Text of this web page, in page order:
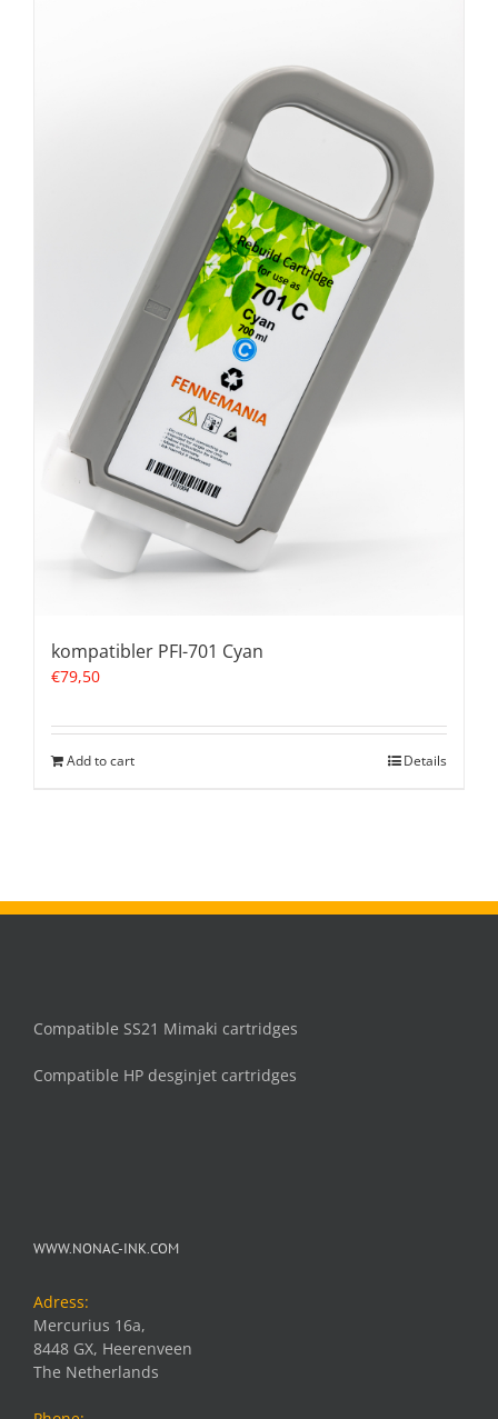
kompatibler PFI-701 Cyan
€79,50
Add to cart Details
Compatible SS21 Mimaki cartridges
Compatible HP desginjet cartridges
WWW.NONAC-INK.COM
Adress:
Mercurius 16a,
8448 GX, Heerenveen
The Netherlands